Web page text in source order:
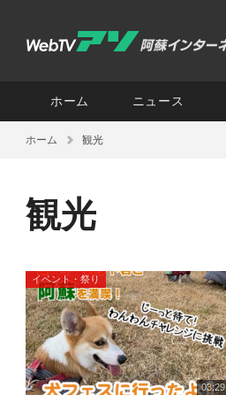
ホーム ニュース
ホーム 観光
観光
イベント・祭り
03:29